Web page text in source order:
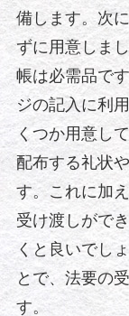
備します。次
ずに用意しま
帳は必需品で
ジの記入に利
くつか用意し
配布する礼状
す。これに加
受け渡しがで
くと良いでし
とで、法要の
す。